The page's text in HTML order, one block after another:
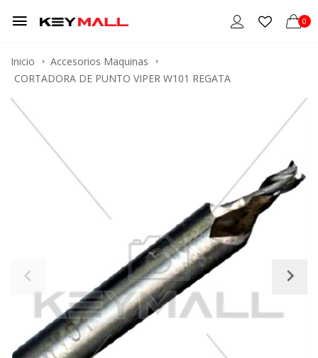
0
Inicio
Accesorios Maquinas
CORTADORA DE PUNTO VIPER W101 REGATA